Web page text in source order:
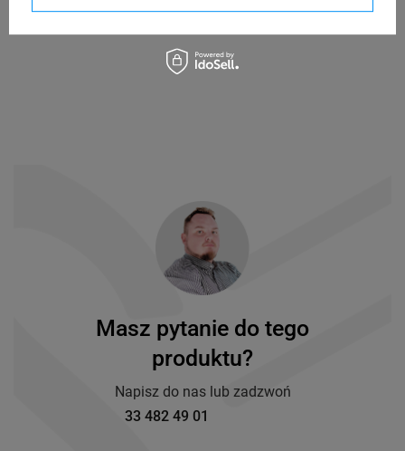
Masz pytanie do tego
produktu?
Napisz do nas lub zadzwoń
33 482 49 01